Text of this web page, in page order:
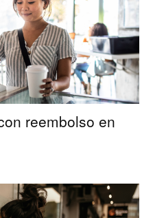
reembolso en